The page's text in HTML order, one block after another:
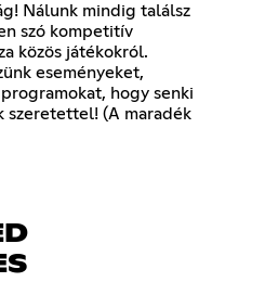
Nálunk mindig találsz
szó kompetitív
közös játékokról.
eseményeket,
hogy senki
szeretettel! (A maradék